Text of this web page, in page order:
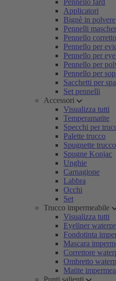
Pennello fard
Applicatori
Bignè in polvere
Pennelli
Pennello
Pennello per
Pennello per
Pennello per
Pennello per
Sacchetti per
Set pennelli
Accessori
Visualizza tutti
Temperamatite
Specchi per
Palette trucco
Spugnette trucco
Spugne Konjac
Unghie
Carnagione
Labbra
Occhi
Set
Trucco impermeabile
Visualizza tutti
Eyeliner
Fondotinta
Mascara
Correttore
Ombretto
Matite
Punti salienti